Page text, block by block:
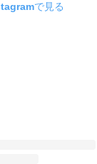
で見る